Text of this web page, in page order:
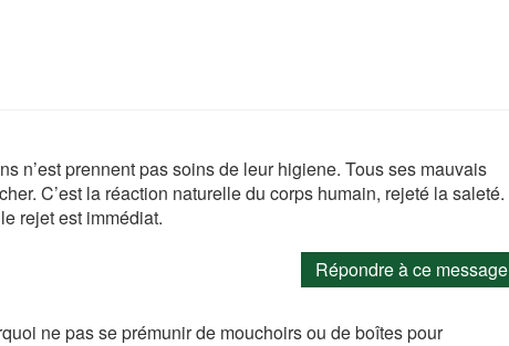
n’est prennent pas soins de leur higiene. Tous ses mauvais
C’est la réaction naturelle du corps humain, rejeté la saleté.
rejet est immédiat.
Répondre à ce message
ne pas se prémunir de mouchoirs ou de boîtes pour